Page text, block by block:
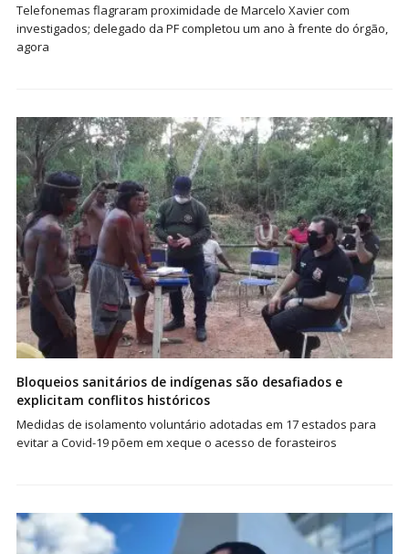
Telefonemas flagraram proximidade de Marcelo Xavier com
investigados; delegado da PF completou um ano à frente do órgão,
agora
Bloqueios sanitários de indígenas são desafiados e
explicitam conflitos históricos
Medidas de isolamento voluntário adotadas em 17 estados para
evitar a Covid-19 põem em xeque o acesso de forasteiros